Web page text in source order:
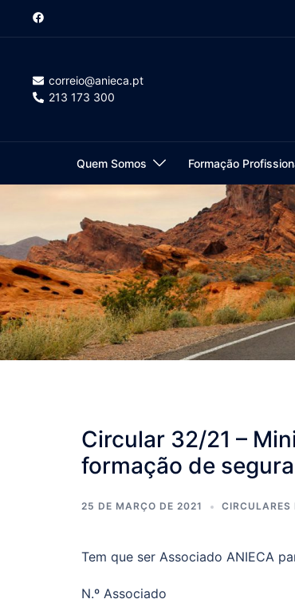
Saltar
conteúdocorreio@anieca.pt
213 173 300
Quem Somos Formação
Circular 32/21 –
formação de
25 DE MARÇO DE 2021 CIRCULARES
Tem que ser Associado ANIECA
N.º Associado